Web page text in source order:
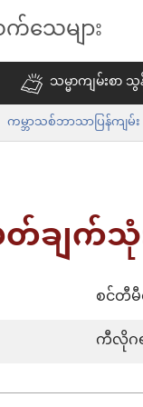
သေများ
သမ္မာကျမ်းစာ
ကမ္ဘာသစ်ဘာသာပြန်ကျမ်း
ချက်​
စင်​တီ​
ကီ​လို​ဂ